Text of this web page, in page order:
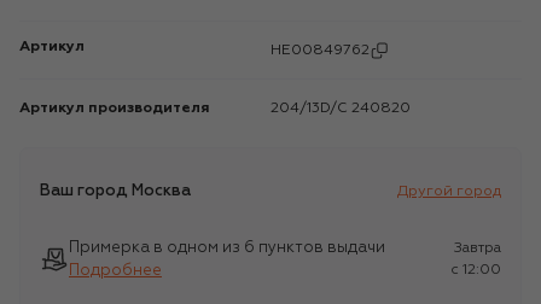
Артикул HE00849762
Артикул производителя 204/13D/C 240820
Ваш город Москва Другой город
Примерка в одном из 6 пунктов выдачи
Подробнее
Завтра
c 12:00